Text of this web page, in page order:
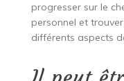
progresser sur le
personnel et
différents aspects